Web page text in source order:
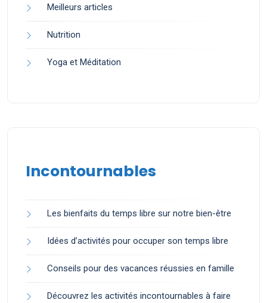
Meilleurs articles
Nutrition
Yoga et Méditation
Incontournables
Les bienfaits du temps libre sur notre bien-être
Idées d’activités pour occuper son temps libre
Conseils pour des vacances réussies en famille
Découvrez les activités incontournables à faire